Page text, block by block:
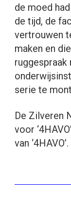
de moed
de tijd, de
vertrouwen
maken en
ruggespraak
serie te
De Zilveren
voor
van ‘4HAVO’.